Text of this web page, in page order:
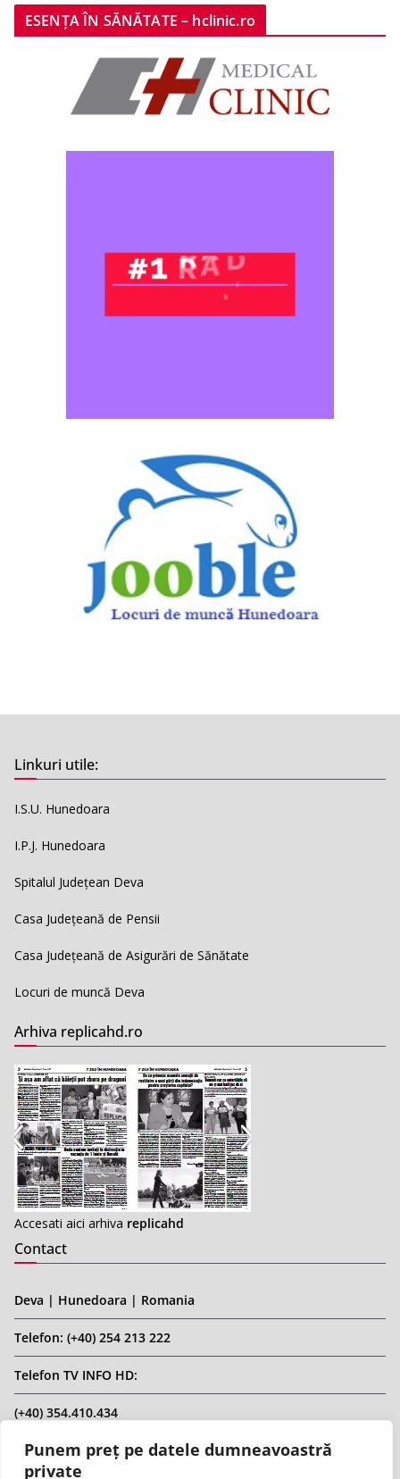
Punem preț pe datele dumneavoastră
private
ESENȚA ÎN SĂNĂTATE – hclinic.ro
Linkuri utile:
I.S.U. Hunedoara
I.P.J. Hunedoara
Spitalul Județean Deva
Casa Județeană de Pensii
Casa Județeană de Asigurări de Sănătate
Locuri de muncă Deva
Arhiva replicahd.ro
Accesati aici arhiva replicahd
Contact
Deva | Hunedoara | Romania
Telefon: (+40) 254 213 222
Telefon TV INFO HD:
(+40) 354.410.434
Email: infohd20@gmail.com